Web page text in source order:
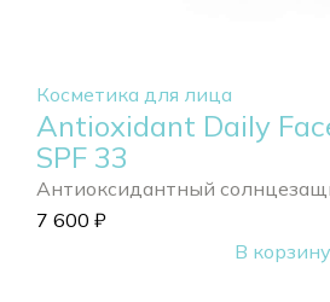
Косметика для лица
Antioxidant Daily
SPF 33
Антиоксидантный
7 600 ₽
В корзину